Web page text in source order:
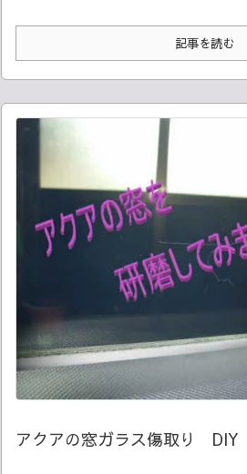
記事を読む
アクアの窓ガラス傷取り DIY